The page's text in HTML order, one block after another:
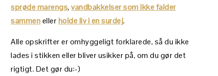
sprøde marengs,vandbakkelser som ikke falder
sammenellerholde liv i en surdej.
Alle opskrifter er omhyggeligt forklarede, så du ikke
lades i stikken eller bliver usikker på, om du gør det
rigtigt. Det gør du:-)